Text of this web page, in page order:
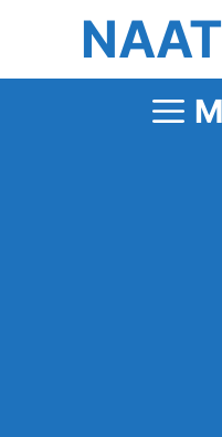
content